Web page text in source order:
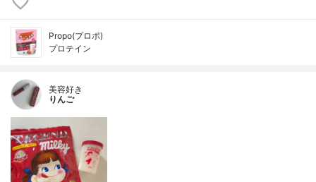
Propo(プロポ)
プロテイン
美容好き
りんご